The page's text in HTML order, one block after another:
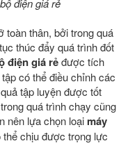
toàn thân, bởi trong quá
thúc đẩy quá trình đốt
điện giá rẻđược tích
có thể điều chỉnh các
tập luyện được tốt
quá trình chạy cũng
nên lựa chọn loại máy
chịu được trọng lực